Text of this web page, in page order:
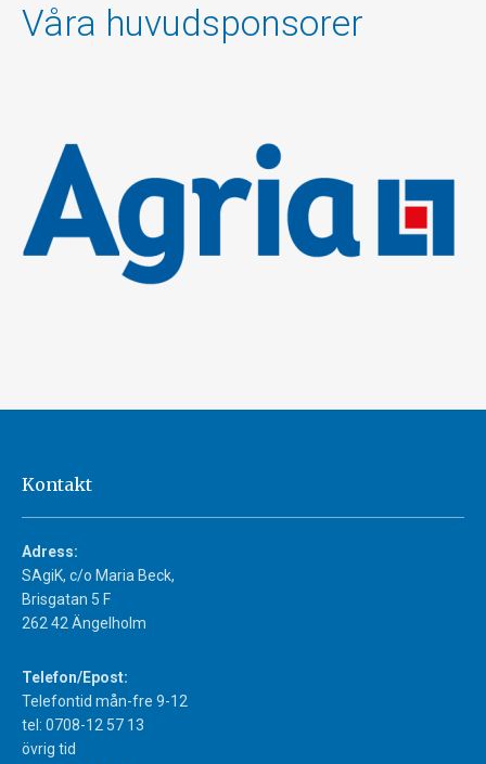
Våra huvudsponsorer
Kontakt
Adress:
SAgiK, c/o Maria Beck,
Brisgatan 5 F
262 42 Ängelholm
Telefon/Epost:
Telefontid mån-fre 9-12
tel: 0708-12 57 13
övrig tid